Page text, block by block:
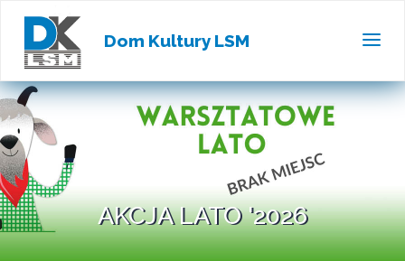
Dom Kultury LSM
AKCJA LATO '2026